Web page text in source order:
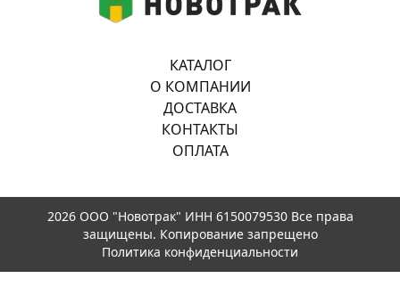
КАТАЛОГ
О КОМПАНИИ
ДОСТАВКА
КОНТАКТЫ
ОПЛАТА
2026 ООО "Новотрак" ИНН 6150079530 Все права
защищены. Копирование запрещено
Политика конфиденциальности